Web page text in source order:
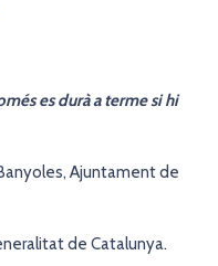
es durà a terme si hi
Ajuntament de
de Catalunya.